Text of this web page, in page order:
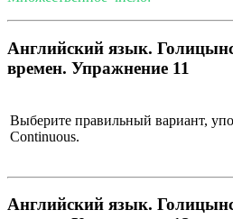
Английский язык.
времен. Упражнение 11
Выберите правильный вариант,
Continuous.
Английский язык.